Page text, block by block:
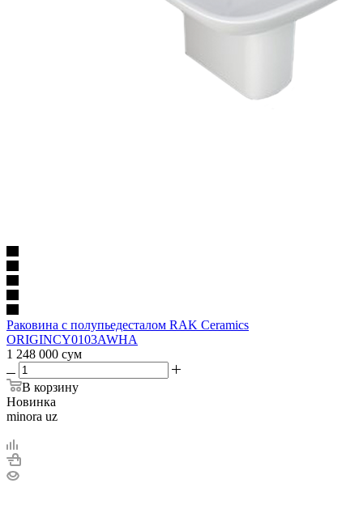
Раковина с полупьедесталом RAK Ceramics
ORIGINCY0103AWHA
1 248 000 сум
В корзину
Новинка
minora uz